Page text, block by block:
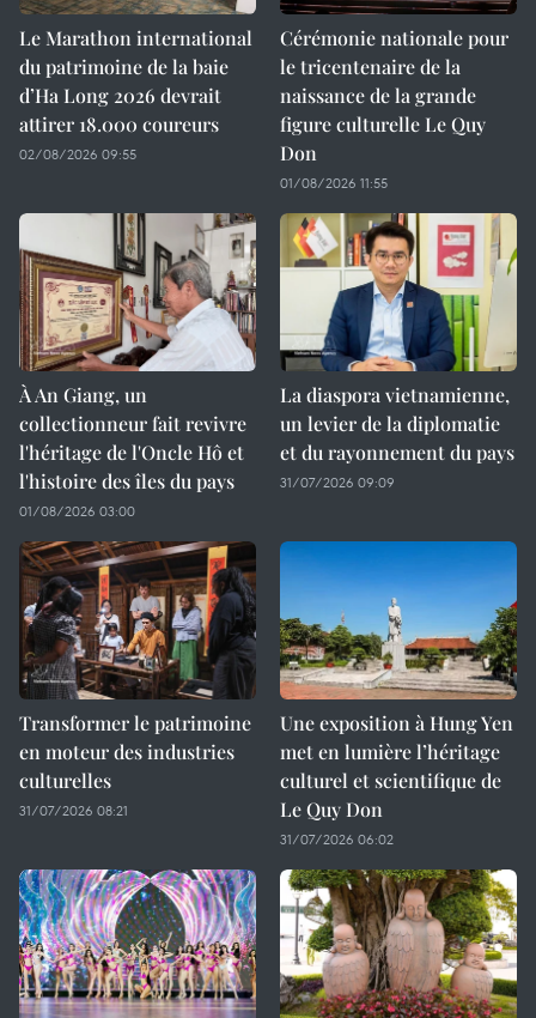
Le Marathon international
du patrimoine de la baie
d’Ha Long 2026 devrait
attirer 18.000 coureurs
02/08/2026 09:55
Cérémonie nationale pour
le tricentenaire de la
naissance de la grande
figure culturelle Le Quy
Don
01/08/2026 11:55
À An Giang, un
collectionneur fait revivre
l'héritage de l'Oncle Hô et
l'histoire des îles du pays
01/08/2026 03:00
La diaspora vietnamienne,
un levier de la diplomatie
et du rayonnement du pays
31/07/2026 09:09
Transformer le patrimoine
en moteur des industries
culturelles
31/07/2026 08:21
Une exposition à Hung Yen
met en lumière l’héritage
culturel et scientifique de
Le Quy Don
31/07/2026 06:02